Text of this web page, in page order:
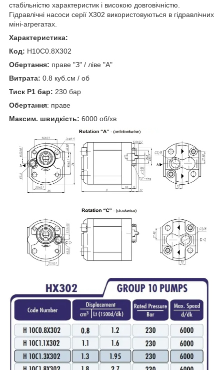
стабільністю характеристик і високою довговічністю.
Гідравлічні насоси серії X302 використовуються в гідравлічних
міні-агрегатах.
Характеристика:
Код: H10C0.8X302
Обертання: праве "З" / ліве "А"
Витрата: 0.8 куб.см / об
Тиск P1 бар: 230 бар
Обертання: праве
Максим. швидкість: 6000 об/хв